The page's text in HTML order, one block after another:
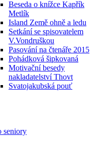
Beseda o knížce Kapřík
Metlík
Island Země ohně a ledu
Setkání se spisovatelem
V.Vondruškou
Pasování na čtenáře 2015
Pohádková šipkovaná
Motivační besedy
nakladatelství Thovt
Svatojakubská pouť
seniory